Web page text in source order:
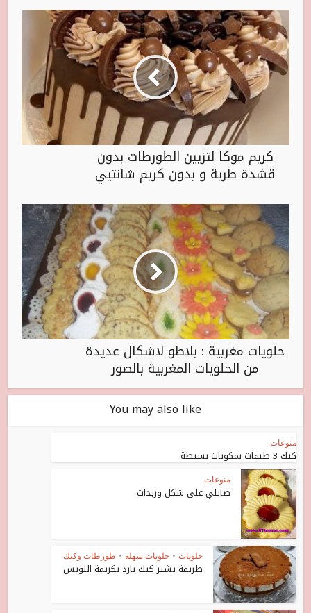
كريم موكا لتزيين الطورطات بدون
قشدة طرية و بدون كريم شانتيي
حلويات مغربية : بلاطو لاشكال عديدة
من الحلويات المغربية بالصور
You may also like
منوعات
كيك 3 طبقات بمكونات بسيطة
منوعات
صابلي على شكل وريدات
حلويات • حلويات سهلة • طورطات وكيك
طريقة تشيز كيك بارد بكريمة اللوتس